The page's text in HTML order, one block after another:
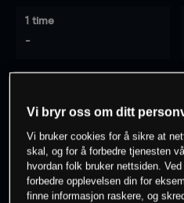
1 time
-
-
0% av kunder erpå
Vi bryr oss om ditt
Vi bruker cookies for å sikre at
skal, og for å forbedre tjenesten
hvordan folk bruker nettsiden.
forbedre opplevelsen din for
finne informasjon raskere, og